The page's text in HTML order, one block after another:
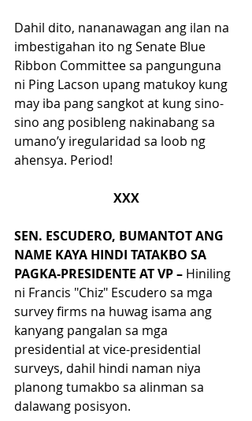
Dahil dito, nananawagan ang ilan na
imbestigahan ito ng Senate Blue
Ribbon Committee sa pangunguna
ni Ping Lacson upang matukoy kung
may iba pang sangkot at kung sino-
sino ang posibleng nakinabang sa
umano’y iregularidad sa loob ng
ahensya. Period!
XXX
SEN. ESCUDERO, BUMANTOT ANG
NAME KAYA HINDI TATAKBO SA
PAGKA-PRESIDENTE AT VP – Hiniling
ni Francis "Chiz" Escudero sa mga
survey firms na huwag isama ang
kanyang pangalan sa mga
presidential at vice-presidential
surveys, dahil hindi naman niya
planong tumakbo sa alinman sa
dalawang posisyon.